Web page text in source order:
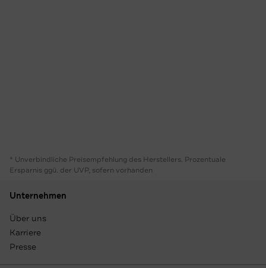
* Unverbindliche Preisempfehlung des Herstellers. Prozentuale
Ersparnis ggü. der UVP, sofern vorhanden
Unternehmen
Über uns
Karriere
Presse